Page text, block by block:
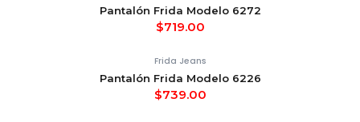
Pantalón Frida Modelo 6272
$719.00
Frida Jeans
Pantalón Frida Modelo 6226
$739.00